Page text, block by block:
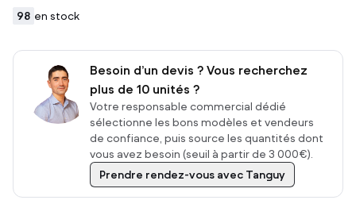
98 en stock
Besoin d’un devis ? Vous recherchez
plus de 10 unités ?
Votre responsable commercial dédié
sélectionne les bons modèles et vendeurs
de confiance, puis source les quantités dont
vous avez besoin (seuil à partir de 3 000€).
Prendre rendez-vous avec Tanguy